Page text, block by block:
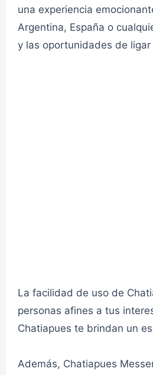
LGTB #2
CHAT ELLOS
CHAT ROMANCE
Chat
CHAT ROMANCE
una experiencia
Argentina, España o
y las oportunidades de ligar
La facilidad de uso de
personas afines a tus
Chatiapues te brindan un
Además, Chatiapues